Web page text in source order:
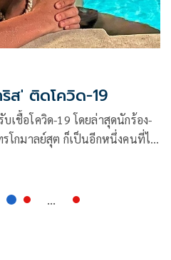
ส' ติดโควิด-19
เชื้อโควิด-19 โดยล่าสุดนักร้อง-
โกมาลย์สุต ก็เป็นอีกหนึ่งคนที่ได้
...